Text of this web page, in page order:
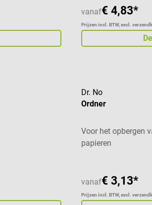
vanaf€ 4,83*
Prijzen incl. BTW, excl.
Dr. No
Ordner
Voor het opbergen
papieren
vanaf€ 3,13*
Prijzen incl. BTW, excl.